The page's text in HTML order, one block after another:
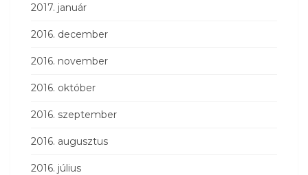
2017. január
2016. december
2016. november
2016. október
2016. szeptember
2016. augusztus
2016. július